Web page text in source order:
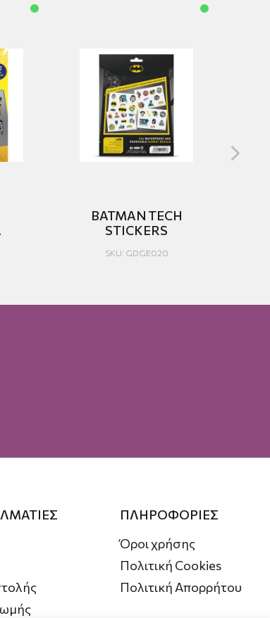
BATMAN TECH
STICKERS
SKU: GDGE020
ΠΛΗΡΟΦΟΡΙΕΣ
Όροι χρήσης
Πολιτική Cookies
Πολιτική Απορρήτου